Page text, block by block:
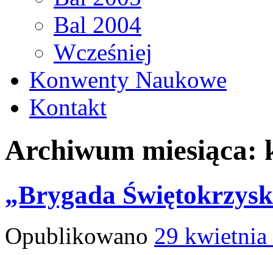
Bal 2004
Wcześniej
Konwenty Naukowe
Kontakt
Archiwum miesiąca:
„Brygada
Opublikowano 29 kwietnia